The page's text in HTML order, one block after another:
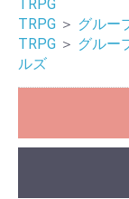
TRPG
TRPG ＞ グルー
TRPG ＞ グルー
ルズ